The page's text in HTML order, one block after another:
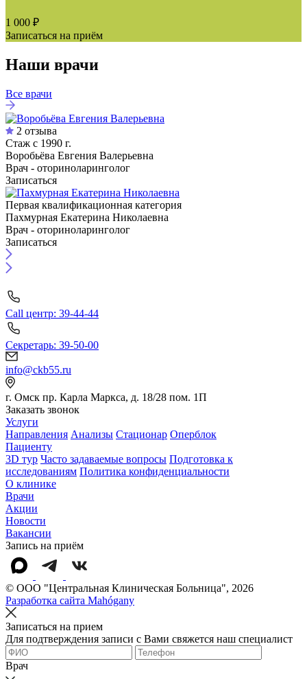
1 000 ₽
Записаться на приём
Наши врачи
Все врачи
2 отзыва
Стаж с 1990 г.
Воробьёва Евгения Валерьевна
Врач - оториноларинголог
Записаться
Первая квалификационная категория
Пахмурная Екатерина Николаевна
Врач - оториноларинголог
Записаться
Call центр: 39-44-44
Секретарь: 39-50-00
info@ckb55.ru
г. Омск пр. Карла Маркса, д. 18/28 пом. 1П
Заказать звонок
Услуги
Направления Анализы Стационар Оперблок
Пациенту
3D тур Часто задаваемые вопросы Подготовка к
исследованиям Политика конфиденциальности
О клинике
Врачи
Акции
Новости
Вакансии
Запись на приём
© OOO "Центральная Клиническая Больница", 2026
Разработка сайта Mahógany
Записаться на прием
Для подтверждения записи с Вами свяжется наш специалист
Врач